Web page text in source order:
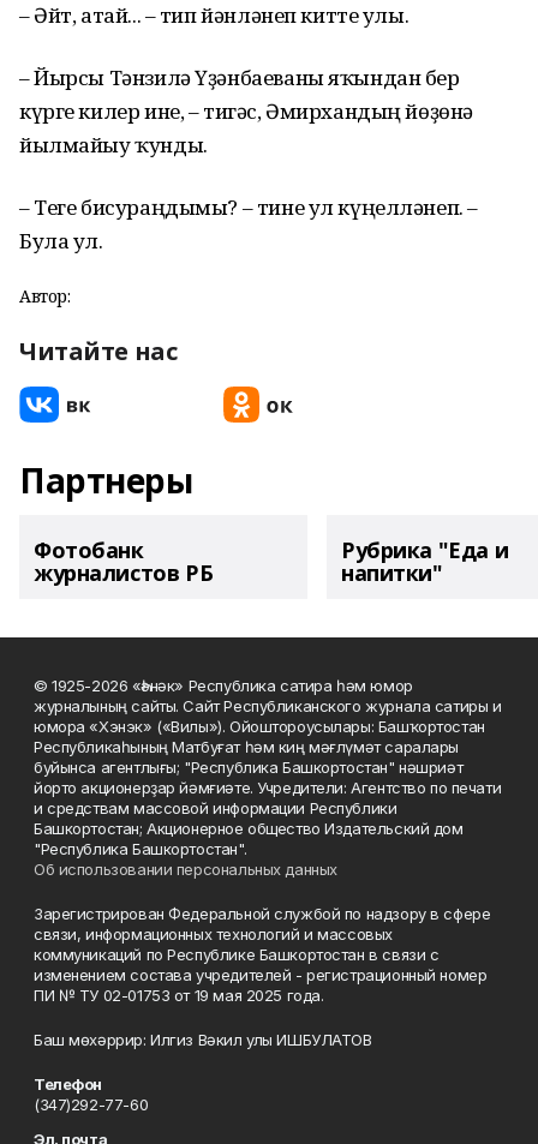
– Әйт, атай... – тип йәнләнеп китте улы.
– Йырсы Тәнзилә Үҙәнбаеваны яҡындан бер
күрге килер ине, – тигәс, Әмирхандың йөҙөнә
йылмайыу ҡунды.
– Теге бисураңдымы? – тине ул күңелләнеп. –
Була ул.
Автор:
Читайте нас
Партнеры
Фотобанк
журналистов РБ
Рубрика "Еда и
напитки"
© 1925-2026 «Һәнәк» Республика сатира һәм юмор
журналының сайты. Сайт Республиканского журнала сатиры и
юмора «Хэнэк» («Вилы»). Ойоштороусылары: Башҡортостан
Республикаһының Матбуғат һәм киң мәғлүмәт саралары
буйынса агентлығы; "Республика Башкортостан" нәшриәт
йорто акционерҙар йәмғиәте. Учредители: Агентство по печати
и средствам массовой информации Республики
Башкортостан; Акционерное общество Издательский дом
"Республика Башкортостан".
Об использовании персональных данных
Зарегистрирован Федеральной службой по надзору в сфере
связи, информационных технологий и массовых
коммуникаций по Республике Башкортостан в связи с
изменением состава учредителей - регистрационный номер
ПИ № ТУ 02-01753 от 19 мая 2025 года.
Баш мөхәррир: Илгиз Вәкил улы ИШБУЛАТОВ
Телефон
(347)292-77-60
Эл. почта